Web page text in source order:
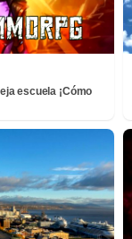
escuela ¡Cómo